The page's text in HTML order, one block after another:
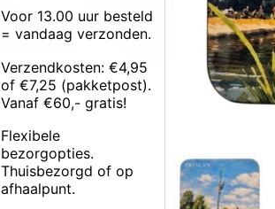
Voor 13.00 uur besteld
= vandaag verzonden.
Verzendkosten: €4,95
of €7,25 (pakketpost).
Vanaf €60,- gratis!
Flexibele
bezorgopties.
Thuisbezorgd of op
afhaalpunt.